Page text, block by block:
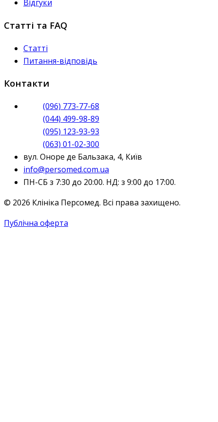
Відгуки
Статті та FAQ
Статті
Питання-відповідь
Контакти
(096) 773-77-68
(044) 499-98-89
(095) 123-93-93
(063) 01-02-300
вул. Оноре де Бальзака, 4, Київ
info@persomed.com.ua
ПН-СБ з 7:30 до 20:00. НД: з 9:00 до 17:00.
© 2026 Клініка Персомед. Всі права захищено.
Публічна оферта